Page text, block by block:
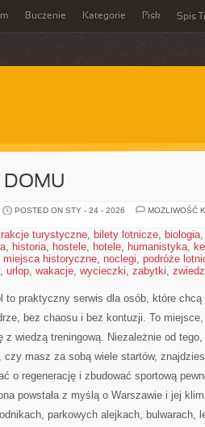
Buczenie Kategorie Pisk Spis
DOMU
POSTED ON STY - 24 - 2026
MOŻLIWOŚĆ
turystyczne, bilety lotnicze, biologia
, historia, hostele, hotele, humanistyka,
miejsca historyczne, noclegi, podróże
, urlop, wakacje, wycieczki, zabytki,
to praktyczny serwis dla osób, które
bez chaosu i bez kontuzji. To
z wiedzą treningową. Niezależnie od
czy masz za sobą wiele startów,
o regenerację i zbudować sportową
powstała z myślą o Warszawie i jej
parkowych alejkach, bulwarach,